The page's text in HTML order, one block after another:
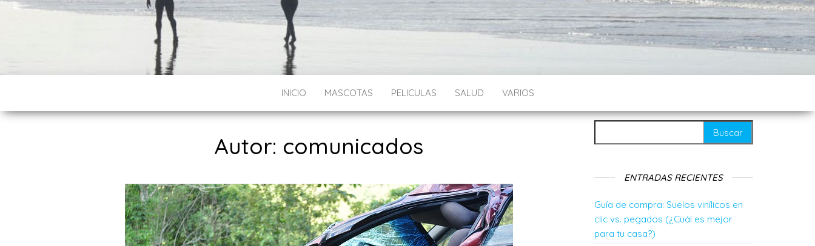
INICIO MASCOTAS PELICULAS SALUD VARIOS
Autor: comunicados
ENTRADAS RECIENTES
Guía de compra: Suelos vinílicos en
clic vs. pegados (¿Cuál es mejor
para tu casa?)